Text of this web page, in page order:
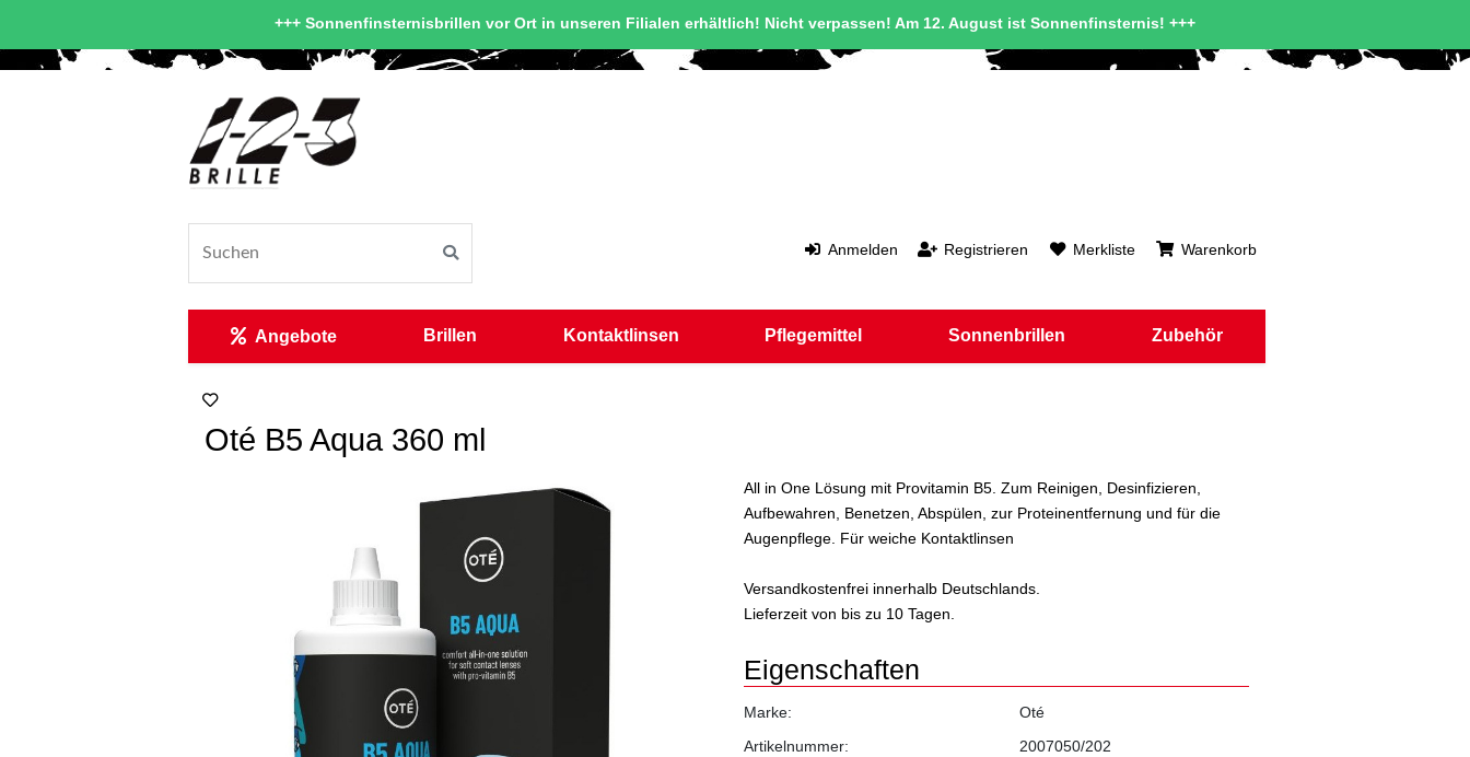
+++ Sonnenfinsternisbrillen vor Ort in unseren Filialen erhältlich! Nicht verpassen! Am 12. August ist Sonnenfinsternis! +++
Anmelden Registrieren Merkliste Warenkorb
Angebote Brillen Kontaktlinsen Pflegemittel Sonnenbrillen Zubehör
Oté B5 Aqua 360 ml
All in One Lösung mit Provitamin B5. Zum Reinigen, Desinfizieren,
Aufbewahren, Benetzen, Abspülen, zur Proteinentfernung und für die
Augenpflege. Für weiche Kontaktlinsen
Versandkostenfrei innerhalb Deutschlands.
Lieferzeit von bis zu 10 Tagen.
Eigenschaften
Marke:
Oté
Artikelnummer:
2007050/202